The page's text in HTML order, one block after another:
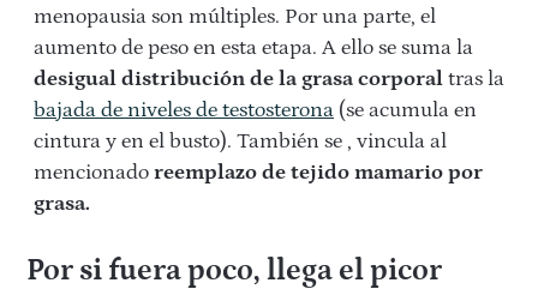
menopausia son múltiples. Por una parte, el
aumento de peso en esta etapa. A ello se suma la
desigual distribución de la grasa corporal tras la
bajada de niveles de testosterona (se acumula en
cintura y en el busto). También se , vincula al
mencionado reemplazo de tejido mamario por
grasa.
Por si fuera poco, llega el picor